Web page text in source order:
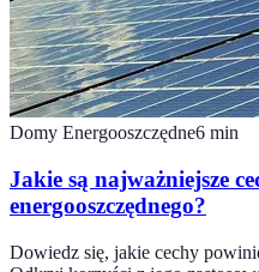
Domy Energooszczędne6 min
Jakie są najważniejsze
energooszczędnego?
Dowiedz się, jakie cechy